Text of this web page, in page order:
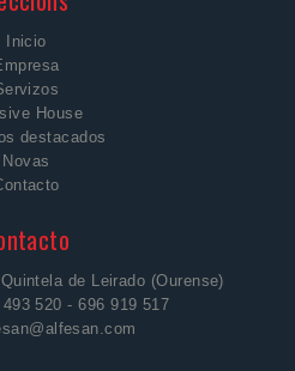
Inicio
House
destacados
Novas
de Leirado (Ourense)
520 - 696 919 517